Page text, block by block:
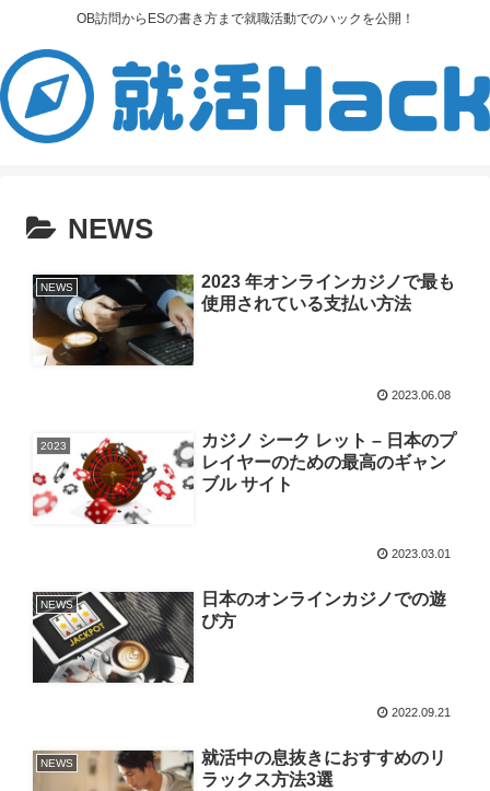
OB訪問からESの書き方まで就職活動でのハックを公開！
NEWS
NEWS
2023 年オンラインカジノで最も
使用されている支払い方法
2023.06.08
2023
カジノ シーク レット – 日本のプ
レイヤーのための最高のギャン
ブル サイト
2023.03.01
NEWS
日本のオンラインカジノでの遊
び方
2022.09.21
NEWS
就活中の息抜きにおすすめのリ
ラックス方法3選